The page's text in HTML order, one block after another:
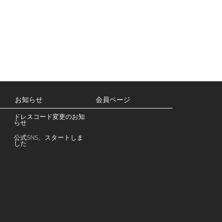
お知らせ
ドレスコード変更のお知
らせ
公式SNS、スタートしま
した
会員ページ